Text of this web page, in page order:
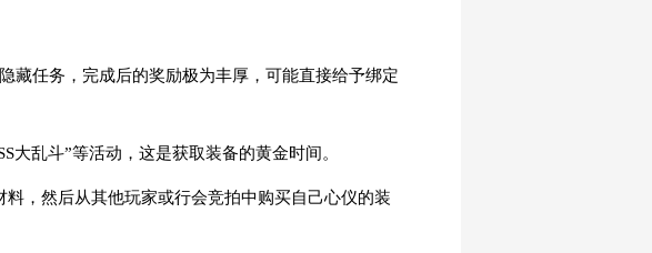
藏任务，完成后的奖励极为丰厚，可能直接给予绑定
大乱斗”等活动，这是获取装备的黄金时间。
，然后从其他玩家或行会竞拍中购买自己心仪的装